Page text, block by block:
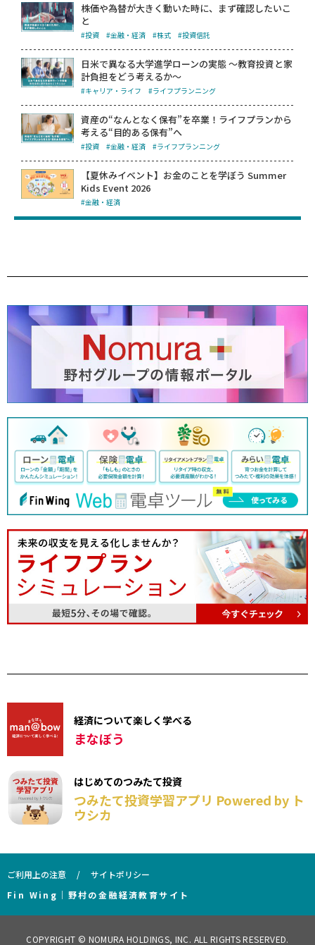
株価や為替が大きく動いた時に、まず確認したいこ
と
#投資 #金融・経済 #株式 #投資信託
日米で異なる大学進学ローンの実態 ～教育投資と家
計負担をどう考えるか～
#キャリア・ライフ #ライフプランニング
資産の“なんとなく保有”を卒業！ライフプランから
考える“目的ある保有”へ
#投資 #金融・経済 #ライフプランニング
【夏休みイベント】お金のことを学ぼう Summer
Kids Event 2026
#金融・経済
経済について楽しく学べる
まなぼう
はじめてのつみたて投資
つみたて投資学習アプリ Powered by ト
ウシカ
ご利用上の注意
サイトポリシー
Fin Wing｜野村の金融経済教育サイト
COPYRIGHT © NOMURA HOLDINGS, INC. ALL RIGHTS RESERVED.